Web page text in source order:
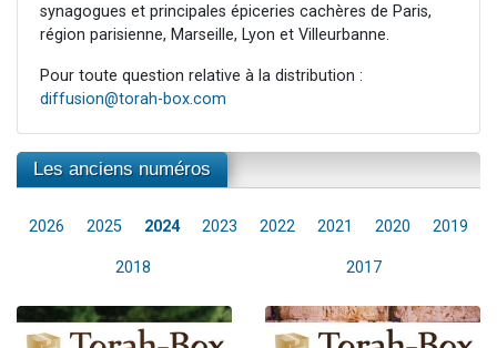
synagogues et principales épiceries cachères de Paris,
région parisienne, Marseille, Lyon et Villeurbanne.
Pour toute question relative à la distribution :
diffusion@torah-box.com
Les anciens numéros
2026 2025 2024 2023 2022 2021 2020 2019
2018 2017